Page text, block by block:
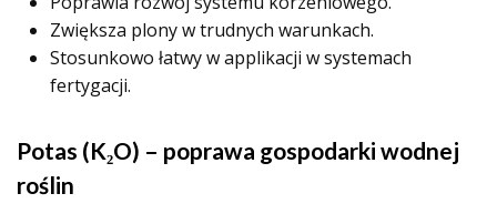
Zwiększa plony w trudnych warunkach.
Stosunkowo łatwy w applikacji w systemach
fertygacji.
Potas (K₂O) – poprawa gospodarki wodnej
roślin